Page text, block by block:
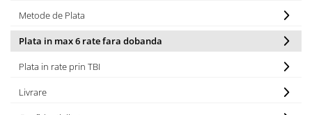
ACCESORII
Lumini
Kit Conversie
Piese Trotinete Electrice
PIESE UNIVERSALE
Baterie Trotineta Electrica
Metode de Plata
Plata in max 6 rate fara dobanda
Plata in rate prin TBI
Livrare